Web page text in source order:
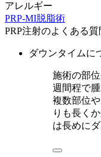
アレルギー
PRP-MI脱脂術
PRP注射のよくある質
ダウンタイムに
施術の部
週間程で
複数部位
りも長く
は長めに